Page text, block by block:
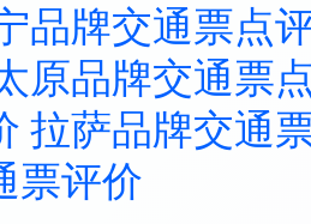
品牌交通票点
原品牌交通票
拉萨品牌交通
票评价